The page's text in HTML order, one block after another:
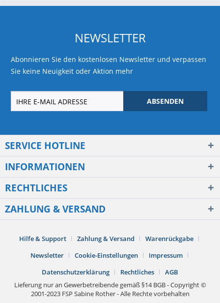
NEWSLETTER
Abonnieren Sie den kostenlosen Newsletter und verpassen
Sie keine Neuigkeit oder Aktion mehr
ABSENDEN
SERVICE HOTLINE
INFORMATIONEN
RECHTLICHES
ZAHLUNG & VERSAND
Hilfe & Support Zahlung & Versand
Warenrückgabe
Newsletter
Cookie-Einstellungen
Impressum
Datenschutzerklärung
Rechtliches
AGB
Lieferung nur an Gewerbetreibende gemäß §14 BGB - Copyright ©
2001-2023 FSP Sabine Rother - Alle Rechte vorbehalten